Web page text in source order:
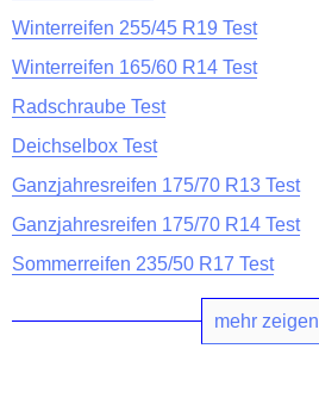
Winterreifen 255/45 R19 Test
Winterreifen 165/60 R14 Test
Radschraube Test
Deichselbox Test
Ganzjahresreifen 175/70 R13 Test
Ganzjahresreifen 175/70 R14 Test
Sommerreifen 235/50 R17 Test
mehr zeigen